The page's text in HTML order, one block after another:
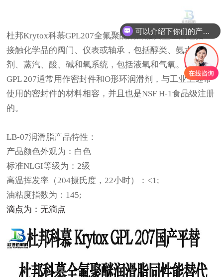
杜邦Krytox科慕GPL207全氟聚醚润滑脂典型应用包括：
接触化学品的阀门、仪表或轴承，包括醇类、氨水、溶
剂、蒸汽、酸、碱和氧系统，包括液氧和气氧。Krytox
GPL 207通常用作密封件和O形环润滑剂，与工业上通常
使用的密封件的材料相容，并且也是NSF H-1食品级注册
的。
LB-07润滑脂产品特性：
产品颜色外观为：白色
标准NLGI等级为：2级
高温挥发率（204摄氏度，22小时）：<1;
油粘度指数为： 145;
滴点为：无滴点
可以介绍下你们的产品么